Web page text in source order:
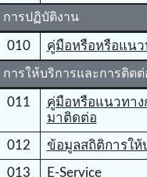
การปฏิบัติงาน
010 คู่มือหรือหรือแน
การให้บริการและการติด
011
คู่มือหรือแนวทาง
มาติดต่อ
012 ข้อมูลสถิติการให้
013 E-Service